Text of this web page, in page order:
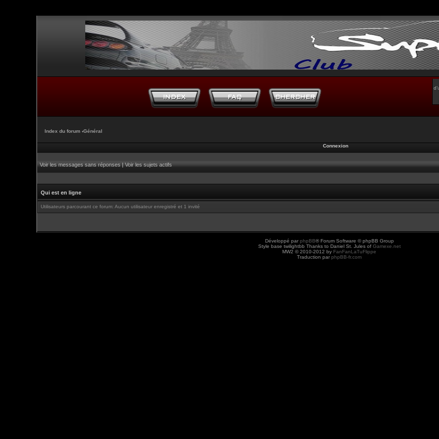
Index du forum ‹Général
Connexion
Voir les messages sans réponses|Voir les sujets actifs
Qui est en ligne
Utilisateurs parcourant ce forum: Aucun utilisateur enregistré et 1 invité
Développé par phpBB® Forum Software © phpBB Group
Style base twilightbb Thanks to Daniel St. Jules of Gamexe.net
MW2 © 2010-2012 by FanFanLaTuFlippe
Traduction par phpBB-fr.com